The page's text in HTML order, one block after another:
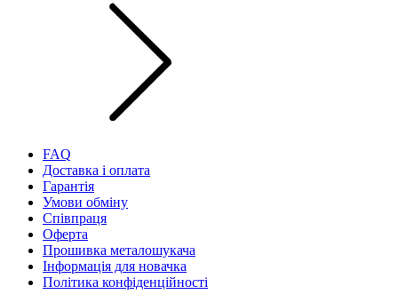
FAQ
Доставка і оплата
Гарантія
Умови обміну
Співпраця
Оферта
Прошивка металошукача
Інформація для новачка
Політика конфіденційності